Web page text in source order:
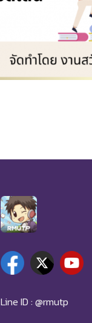
Line ID : @rmutp